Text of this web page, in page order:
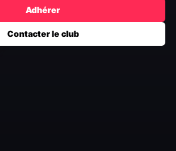
Adhérer
Contacter le club